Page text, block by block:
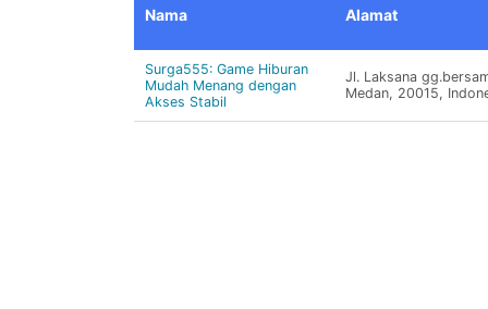
Nama Alamat
Surga555: Game Hiburan
Mudah Menang dengan
Akses Stabil
Jl. Laksana
Medan, 20015,